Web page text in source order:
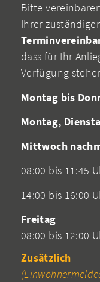
Bitte
Ihrer
dass für Ihr
Verfügung
Montag bis
Montag,
Mittwoch
08:00 bis 11:45
14:00 bis 16:00
Freitag
08:00 bis 12:00
Zusätzlich